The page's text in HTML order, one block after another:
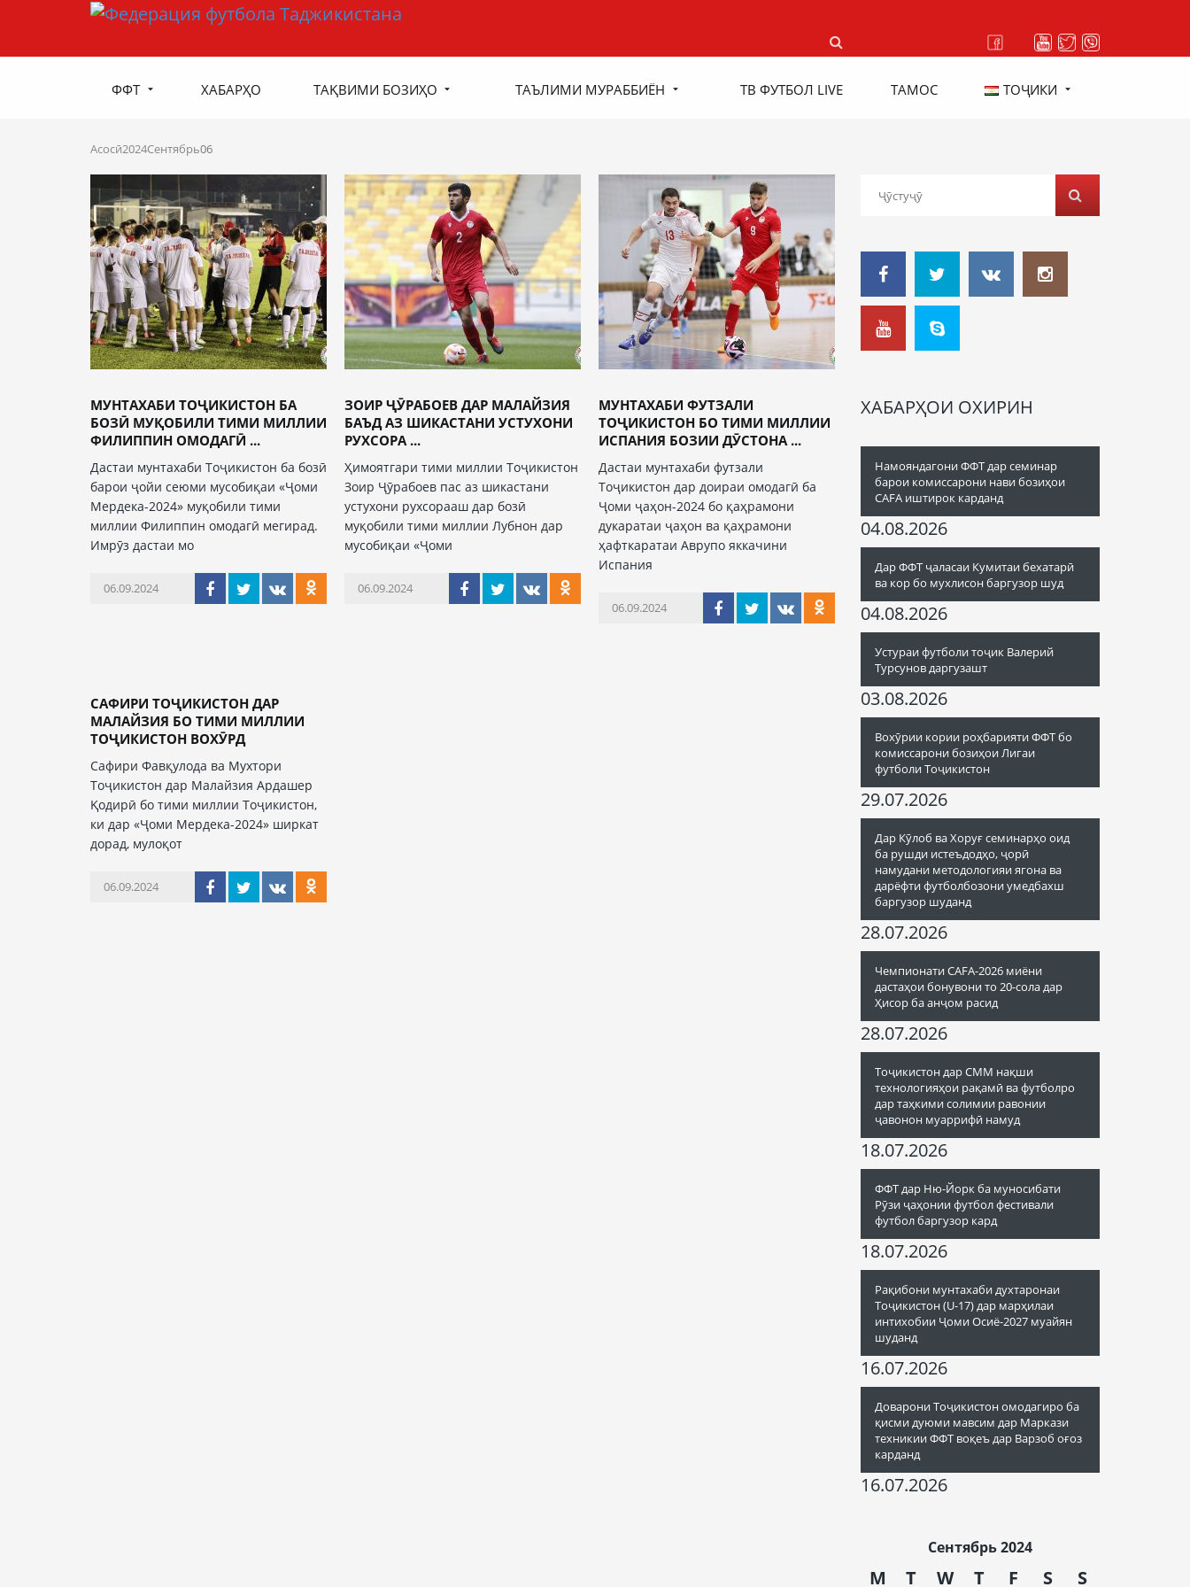
ФФТ ХАБАРҲО ТАҚВИМИ БОЗИҲО ТАЪЛИМИ МУРАББИЁН ТВ ФУТБОЛ LIVE ТАМОС ТОҶИКИ
Асосӣ2024Сентябрь06
МУНТАХАБИ ТОҶИКИСТОН БА
БОЗӢ МУҚОБИЛИ ТИМИ МИЛЛИИ
ФИЛИППИН ОМОДАГӢ ...
Дастаи мунтахаби Тоҷикистон ба бозӣ
барои ҷойи сеюми мусобиқаи «Ҷоми
Мердека-2024» муқобили тими
миллии Филиппин омодагӣ мегирад.
Имрӯз дастаи мо
06.09.2024
ЗОИР ҶӮРАБОЕВ ДАР МАЛАЙЗИЯ
БАЪД АЗ ШИКАСТАНИ УСТУХОНИ
РУХСОРА ...
Ҳимоятгари тими миллии Тоҷикистон
Зоир Ҷӯрабоев пас аз шикастани
устухони рухсорааш дар бозӣ
муқобили тими миллии Лубнон дар
мусобиқаи «Ҷоми
06.09.2024
МУНТАХАБИ ФУТЗАЛИ
ТОҶИКИСТОН БО ТИМИ МИЛЛИИ
ИСПАНИЯ БОЗИИ ДӮСТОНА ...
Дастаи мунтахаби футзали
Тоҷикистон дар доираи омодагӣ ба
Ҷоми ҷаҳон-2024 бо қаҳрамони
дукаратаи ҷаҳон ва қаҳрамони
ҳафткаратаи Аврупо яккачини
Испания
06.09.2024
САФИРИ ТОҶИКИСТОН ДАР
МАЛАЙЗИЯ БО ТИМИ МИЛЛИИ
ТОҶИКИСТОН ВОХӮРД
Сафири Фавқулода ва Мухтори
Тоҷикистон дар Малайзия Ардашер
Қодирӣ бо тими миллии Тоҷикистон,
ки дар «Ҷоми Мердека-2024» ширкат
дорад, мулоқот
06.09.2024
ХАБАРҲОИ ОХИРИН
Намояндагони ФФТ дар семинар
барои комиссарони нави бозиҳои
CAFA иштирок карданд
04.08.2026
Дар ФФТ ҷаласаи Кумитаи бехатарӣ
ва кор бо мухлисон баргузор шуд
04.08.2026
Устураи футболи тоҷик Валерий
Турсунов даргузашт
03.08.2026
Вохӯрии кории роҳбарияти ФФТ бо
комиссарони бозиҳои Лигаи
футболи Тоҷикистон
29.07.2026
Дар Кӯлоб ва Хоруғ семинарҳо оид
ба рушди истеъдодҳо, ҷорӣ
намудани методологияи ягона ва
дарёфти футболбозони умедбахш
баргузор шуданд
28.07.2026
Чемпионати CAFA-2026 миёни
дастаҳои бонувони то 20-сола дар
Ҳисор ба анҷом расид
28.07.2026
Тоҷикистон дар СММ нақши
технологияҳои рақамӣ ва футболро
дар таҳкими солимии равонии
ҷавонон муаррифӣ намуд
18.07.2026
ФФТ дар Ню-Йорк ба муносибати
Рӯзи ҷаҳонии футбол фестивали
футбол баргузор кард
18.07.2026
Рақибони мунтахаби духтаронаи
Тоҷикистон (U-17) дар марҳилаи
интихобии Ҷоми Осиё-2027 муайян
шуданд
16.07.2026
Доварони Тоҷикистон омодагиро ба
қисми дуюми мавсим дар Маркази
техникии ФФТ воқеъ дар Варзоб оғоз
карданд
16.07.2026
Сентябрь 2024
M T W T F S S